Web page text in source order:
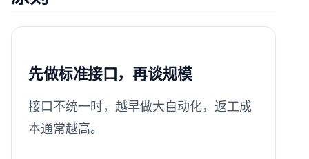
先做标准接口，再谈规模
接口不统一时，越早做大自动化，返工成
本通常越高。